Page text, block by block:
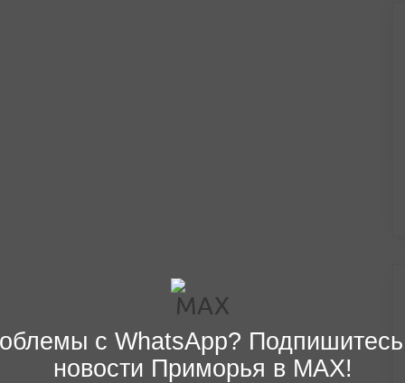
с WhatsApp?
новости Приморья в MAX!